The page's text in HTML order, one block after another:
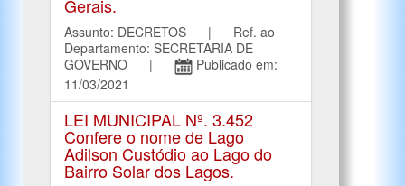
Gerais.
Assunto: DECRETOS | Ref. ao
Departamento: SECRETARIA DE
GOVERNO |
Publicado em:
11/03/2021
LEI MUNICIPAL Nº. 3.452
Confere o nome de Lago
Adilson Custódio ao Lago do
Bairro Solar dos Lagos.